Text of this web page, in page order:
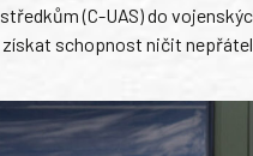
(C-UAS) do
získat schopnost ničit